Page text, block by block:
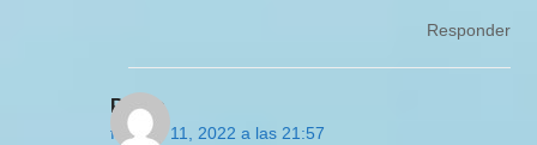
Responder
Pedro
febrero 11, 2022 a las 21:57